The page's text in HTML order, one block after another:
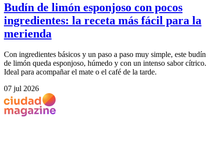
Budín de limón esponjoso con pocos
ingredientes: la receta más fácil para la
merienda
Con ingredientes básicos y un paso a paso muy simple, este budín
de limón queda esponjoso, húmedo y con un intenso sabor cítrico.
Ideal para acompañar el mate o el café de la tarde.
07 jul 2026